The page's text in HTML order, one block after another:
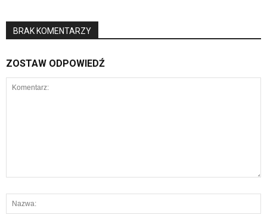
BRAK KOMENTARZY
ZOSTAW ODPOWIEDŹ